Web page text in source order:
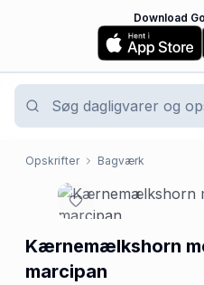
Download
Opskrifter Bagværk
Kærnemælkshorn
marcipan